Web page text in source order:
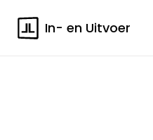
In- en Uitvoer